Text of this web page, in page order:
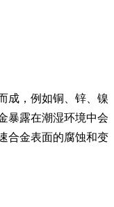
成，例如铜、锌、镍
暴露在潮湿环境中会
合金表面的腐蚀和变